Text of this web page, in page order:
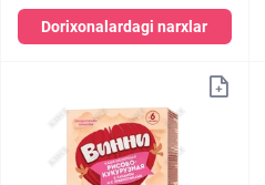
Dorixonalardagi narxlar